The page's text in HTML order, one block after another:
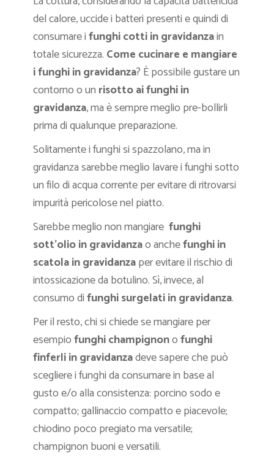
del calore, uccide i batteri presenti e quindi di
consumare ifunghi cotti in gravidanzain
totale sicurezza. Come cucinare e mangiare
i funghi in gravidanza? È possibile gustare un
contorno o un risotto ai funghi in
gravidanza, ma è sempre meglio pre-bollirli
prima di qualunque preparazione.
Solitamente i funghi si spazzolano, ma in
gravidanza sarebbe meglio lavare i funghi sotto
un filo di acqua corrente per evitare di ritrovarsi
impurità pericolose nel piatto.
Sarebbe meglio non mangiare funghi
sott’olio in gravidanzao anchefunghi in
scatola in gravidanzaper evitare il rischio di
intossicazione da botulino. Sì, invece, al
consumo difunghi surgelati in gravidanza.
Per il resto, chi si chiede se mangiare per
esempiofunghi champignonofunghi
finferli in gravidanzadeve sapere che può
scegliere i funghi da consumare in base al
gusto e/o alla consistenza: porcino sodo e
compatto; gallinaccio compatto e piacevole;
chiodino poco pregiato ma versatile;
champignon buoni e versatili.